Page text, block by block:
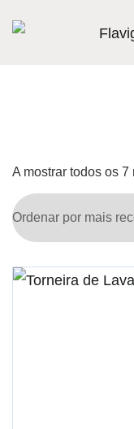
A mostrar todos os 7